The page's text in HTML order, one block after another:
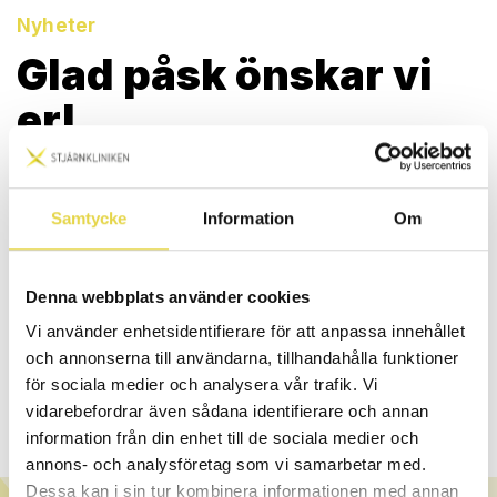
Samtycke Information Om
Denna webbplats använder cookies
Vi använder enhetsidentifierare för att anpassa innehållet
och annonserna till användarna, tillhandahålla funktioner
för sociala medier och analysera vår trafik. Vi
vidarebefordrar även sådana identifierare och annan
information från din enhet till de sociala medier och
annons- och analysföretag som vi samarbetar med.
Dessa kan i sin tur kombinera informationen med annan
Nyheter
Glad påsk önskar vi
er!
PUBLICERAD 2018-03-25
Ta hand om dig själv och dina nära och kära.
30 minuter massage för 345 kr (ord.pris 445 kr).
Presentkortet gäller i 6 månader på alla våra 3 kliniker.
Erbjudandet går endast att köpa på våra fysiska kliniker.
Erbjudandet löper ut den 29 Mars (Skärtorsdag).